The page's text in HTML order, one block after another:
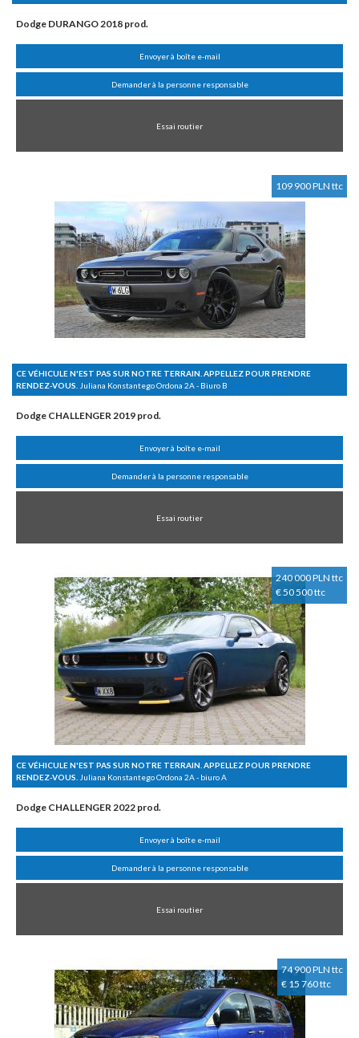
Dodge DURANGO 2018 prod.
Envoyer à boîte e-mail
Demander à la personne responsable
Essai routier
109 900 PLN ttc
CE VÉHICULE N'EST PAS SUR NOTRE TERRAIN. APPELLEZ POUR PRENDRE
RENDEZ-VOUS. Juliana Konstantego Ordona 2A - Biuro B Faire une offre
Dodge CHALLENGER 2019 prod.
Envoyer à boîte e-mail
Demander à la personne responsable
Essai routier
240 000 PLN ttc
€ 50 500 ttc
CE VÉHICULE N'EST PAS SUR NOTRE TERRAIN. APPELLEZ POUR PRENDRE
RENDEZ-VOUS. Juliana Konstantego Ordona 2A - biuro A
Dodge CHALLENGER 2022 prod.
Envoyer à boîte e-mail
Demander à la personne responsable
Essai routier
74 900 PLN ttc
€ 15 760 ttc